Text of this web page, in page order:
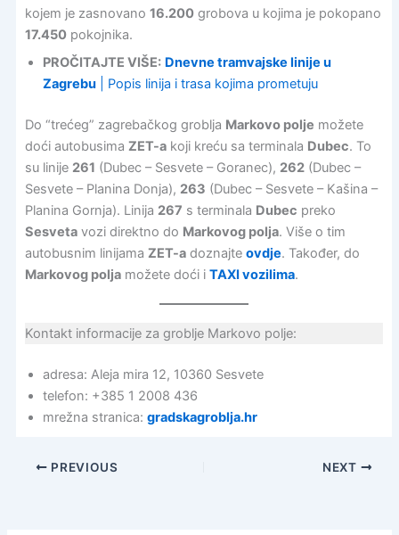
kojem je zasnovano 16.200grobova u kojima je pokopano
17.450pokojnika.
PROČITAJTE VIŠE: Dnevne tramvajske linije u
Zagrebu| Popis linija i trasa kojima prometuju
Do “trećeg” zagrebačkog groblja Markovo polje možete
doći autobusima ZET-akoji kreću sa terminala Dubec. To
su linije 261 (Dubec – Sesvete – Goranec), 262(Dubec –
Sesvete – Planina Donja), 263 (Dubec – Sesvete – Kašina –
Planina Gornja). Linija 267 s terminala Dubec preko
Sesvetavozi direktno do Markovog polja. Više o tim
autobusnim linijama ZET-adoznajte ovdje. Također, do
Markovog poljamožete doći i TAXI vozilima.
Kontakt informacije za groblje Markovo polje:
adresa: Aleja mira 12, 10360 Sesvete
telefon: +385 1 2008 436
mrežna stranica: gradskagroblja.hr
PREVIOUS NEXT